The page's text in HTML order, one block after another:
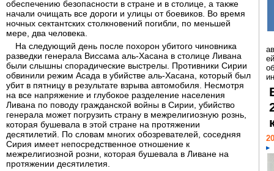
обеспечению безопасности в стране и в столице, а также
начали очищать все дороги и улицы от боевиков. Во время
ночных сектантских столкновений погибли, по меньшей
мере, два человека.
На следующий день после похорон убитого чиновника
разведки генерала Виссама аль-Хасана в столице Ливана
были слышны спорадические выстрелы. Противники Сирии
обвинили режим Асада в убийстве аль-Хасана, который был
убит в пятницу в результате взрыва автомобиля. Несмотря
на все напряжение и глубокое разделение населения
Ливана по поводу гражданской войны в Сирии, убийство
генерала может погрузить страну в межрелигиозную рознь,
которая бушевала в этой стране на протяжении
десятилетий. По словам многих обозревателей, соседняя
Сирия имеет непосредственное отношение к
межрелигиозной розни, которая бушевала в Ливане на
протяжении десятилетия.